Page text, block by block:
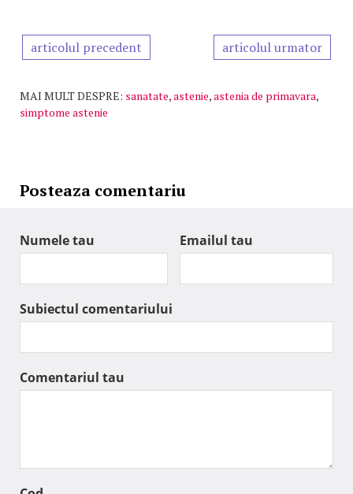
articolul precedent articolul urmator
MAI MULT DESPRE: sanatate,astenie,astenia de primavara,
simptome astenie
Posteaza comentariu
Numele tau Emailul tau
Subiectul comentariului
Comentariul tau